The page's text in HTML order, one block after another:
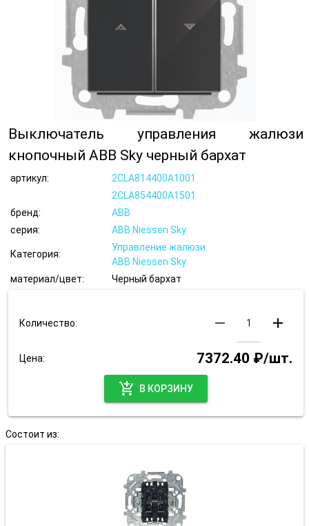
Выключатель управления жалюзи
кнопочный ABB Sky черный бархат
артикул:
2CLA814400A1001
2CLA854400A1501
бренд:
ABB
серия:
ABB Niessen Sky
Категория:
Управление жалюзи
ABB Niessen Sky
материал/цвет:
Черный бархат
Количество: remove add
Цена:
7372.40 ₽/шт.
add_shopping_cart
В КОРЗИНУ
Состоит из: